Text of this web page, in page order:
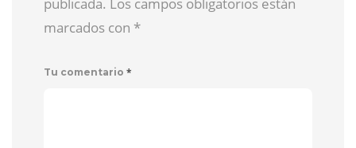
marcados con *
Tu comentario *